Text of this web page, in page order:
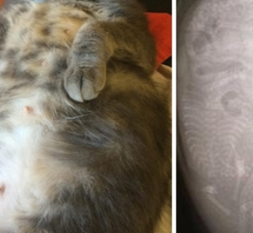
22.05.2020
Türkiye'de Pitbull Beslemek
Yasal mı? 2025 Güncel Durum,
Yasalar ve Cezalar
30.10.2025
Havaalanında 1 Hafta Boyunca
Bekletilen Kimsenin
Sahiplenmediği Kutudan Bakın
Ne Çıkıyor